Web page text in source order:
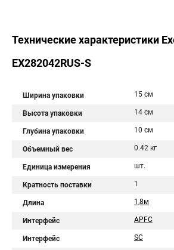
Технические характеристики
EX282042RUS-S
Ширина упаковки 15 см
Высота упаковки 14 см
Глубина упаковки 10 см
Объемный вес 0.42 кг
Единица измерения шт.
Кратность поставки 1
Длина 1,8м
Интерфейс APFC
Интерфейс SC